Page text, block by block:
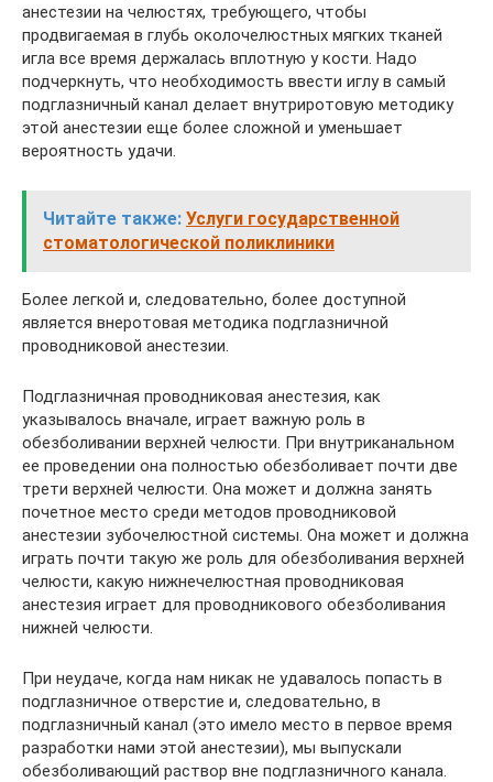
анестезии на челюстях, требующего, чтобы
продвигаемая в глубь околочелюстных мягких тканей
игла все время держалась вплотную у кости. Надо
подчеркнуть, что необходимость ввести иглу в самый
подглазничный канал делает внутриротовую методику
этой анестезии еще более сложной и уменьшает
вероятность удачи.
Читайте также: Услуги государственной
стоматологической поликлиники
Более легкой и, следовательно, более доступной
является внеротовая методика подглазничной
проводниковой анестезии.
Подглазничная проводниковая анестезия, как
указывалось вначале, играет важную роль в
обезболивании верхней челюсти. При внутриканальном
ее проведении она полностью обезболивает почти две
трети верхней челюсти. Она может и должна занять
почетное место среди методов проводниковой
анестезии зубочелюстной системы. Она может и должна
играть почти такую же роль для обезболивания верхней
челюсти, какую нижнечелюстная проводниковая
анестезия играет для проводникового обезболивания
нижней челюсти.
При неудаче, когда нам никак не удавалось попасть в
подглазничное отверстие и, следовательно, в
подглазничный канал (это имело место в первое время
разработки нами этой анестезии), мы выпускали
обезболивающий раствор вне подглазничного канала.